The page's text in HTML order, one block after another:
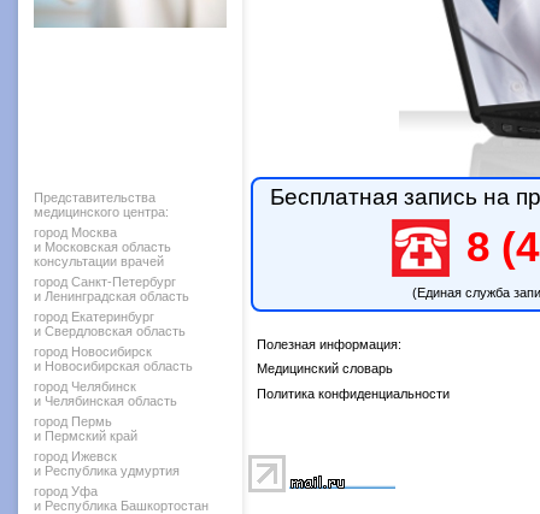
Представительства
медицинского центра:
город Москва
и Московская область
консультации врачей
город Санкт-Петербург
и Ленинградская область
город Екатеринбург
и Свердловская область
город Новосибирск
и Новосибирская область
город Челябинск
и Челябинская область
город Пермь
и Пермский край
город Ижевск
и Республика удмуртия
город Уфа
и Республика Башкортостан
Бесплатная запись на
8
(Единая служба
Полезная информация:
Медицинский словарь
Политика конфиденциальности